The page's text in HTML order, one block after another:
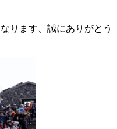
ります、誠にありがとう